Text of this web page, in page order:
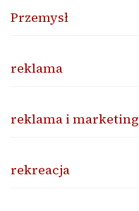
Przemysł
reklama
reklama i marketing
rekreacja